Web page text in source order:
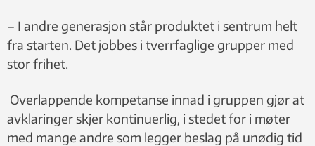
– I andre generasjon står produktet i sentrum helt
fra starten. Det jobbes i tverrfaglige grupper med
stor frihet.
Overlappende kompetanse innad i gruppen gjør at
avklaringer skjer kontinuerlig, i stedet for i møter
med mange andre som legger beslag på unødig tid